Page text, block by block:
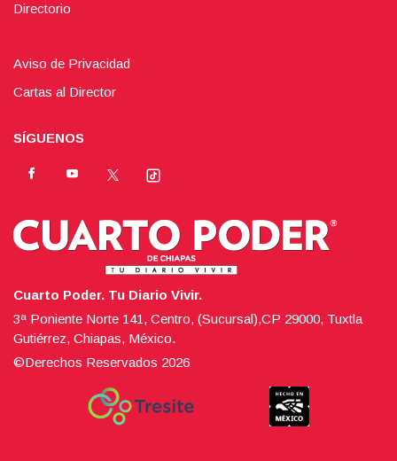
Directorio
Aviso de Privacidad
Cartas al Director
SÍGUENOS
Cuarto Poder. Tu Diario Vivir.
3ª Poniente Norte 141, Centro, (Sucursal),CP 29000, Tuxtla
Gutiérrez, Chiapas, México.
©Derechos Reservados 2026